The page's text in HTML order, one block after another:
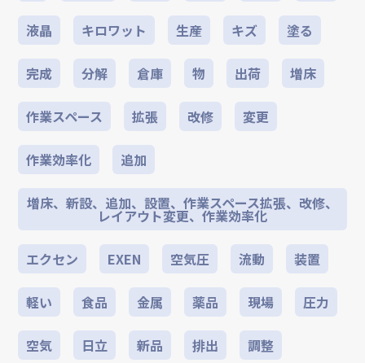
液晶 キロワット 生産 キズ 塗る
完成 分解 倉庫 物 出荷 増床
作業スペース 拡張 改修 変更
作業効率化 追加
増床、新設、追加、設置、作業スペース拡張、改修、
レイアウト変更、作業効率化
エクセン EXEN 空気圧 流動 装置
軽い 食品 金属 薬品 現場 圧力
空気 日立 新品 排出 調整